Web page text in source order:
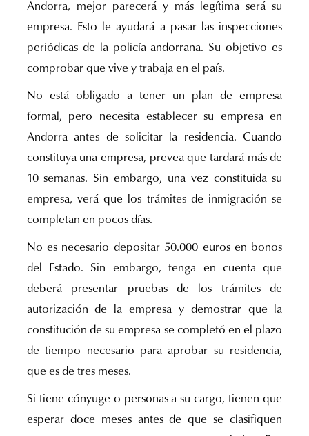
Andorra, mejor parecerá y más legítima será su
empresa. Esto le ayudará a pasar las inspecciones
periódicas de la policía andorrana. Su objetivo es
comprobar que vive y trabaja en el país.
No está obligado a tener un plan de empresa
formal, pero necesita establecer su empresa en
Andorra antes de solicitar la residencia. Cuando
constituya una empresa, prevea que tardará más de
10 semanas. Sin embargo, una vez constituida su
empresa, verá que los trámites de inmigración se
completan en pocos días.
No es necesario depositar 50.000 euros en bonos
del Estado. Sin embargo, tenga en cuenta que
deberá presentar pruebas de los trámites de
autorización de la empresa y demostrar que la
constitución de su empresa se completó en el plazo
de tiempo necesario para aprobar su residencia,
que es de tres meses.
Si tiene cónyuge o personas a su cargo, tienen que
esperar doce meses antes de que se clasifiquen